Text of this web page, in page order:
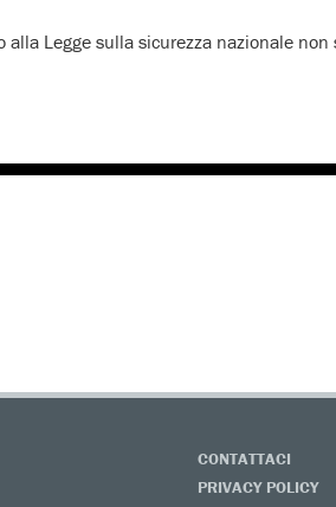
Legge sulla sicurezza nazionale non
CONTATTACI
PRIVACY POLICY